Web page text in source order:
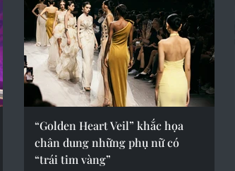
“Golden Heart Veil” khắc họa
chân dung những phụ nữ có
“trái tim vàng”